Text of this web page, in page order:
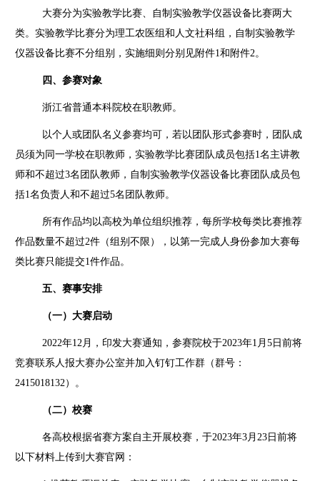
大赛分为实验教学比赛、自制实验教学仪器设备比赛两大
类。实验教学比赛分为理工农医组和人文社科组，自制实验教学
仪器设备比赛不分组别，实施细则分别见附件1和附件2 。
四、参赛对象
浙江省普通本科院校在职教师。
以个人或团队名义参赛均可，若以团队形式参赛时，团队成
员须为同一学校在职教师，实验教学比赛团队成员包括1名主讲教
师和不超过3名团队教师，自制实验教学仪器设备比赛团队成员包
括1名负责人和不超过5名团队教师。
所有作品均以高校为单位组织推荐，每所学校每类比赛推荐
作品数量不超过2件（组别不限），以第一完成人身份参加大赛每
类比赛只能提交1件作品。
五、赛事安排
（一）大赛启动
2022年12 月，印发大赛通知，参赛院校于2023年1 月 5日前将
竞赛联系人报大赛办公室并加入钉钉工作群（群号：
2415018132 ）。
（二）校赛
各高校根据省赛方案自主开展校赛，于2023年3月 23日前将
以下材料上传到大赛官网：